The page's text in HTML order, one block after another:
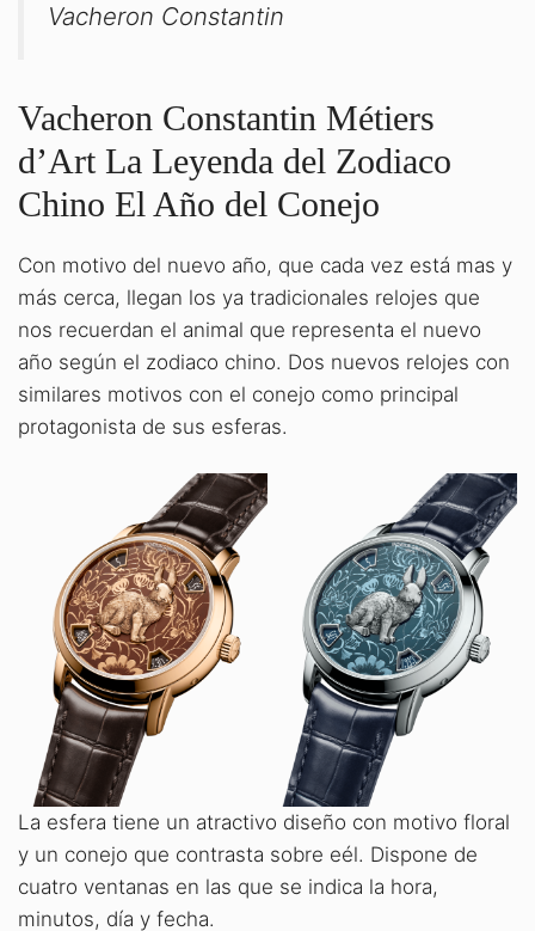
Vacheron Constantin
Vacheron Constantin Métiers
d’Art La Leyenda del Zodiaco
Chino El Año del Conejo
Con motivo del nuevo año, que cada vez está mas y
más cerca, llegan los ya tradicionales relojes que
nos recuerdan el animal que representa el nuevo
año según el zodiaco chino. Dos nuevos relojes con
similares motivos con el conejo como principal
protagonista de sus esferas.
La esfera tiene un atractivo diseño con motivo floral
y un conejo que contrasta sobre eél. Dispone de
cuatro ventanas en las que se indica la hora,
minutos, día y fecha.